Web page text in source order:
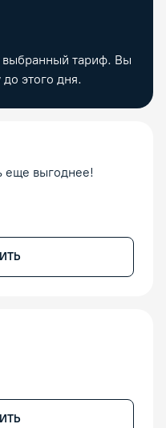
тариф. Вы
этого дня.
еще выгоднее!